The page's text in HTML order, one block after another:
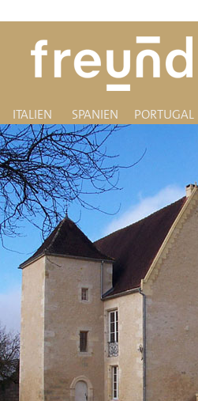
ITALIEN SPANIEN PORTUGAL